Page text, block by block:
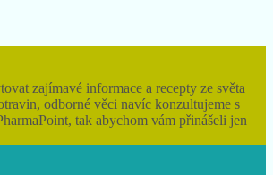
zajímavé informace a recepty ze světa
odborné věci navíc konzultujeme s
tak abychom vám přinášeli jen